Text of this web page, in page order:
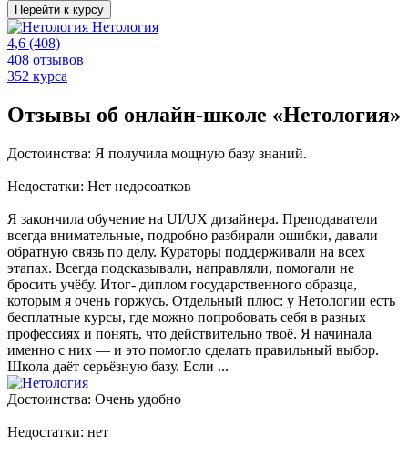
Перейти к курсу
Нетология
4,6 (408)
408 отзывов
352 курса
Отзывы об онлайн-школе «Нетология»
Достоинства: Я получила мощную базу знаний.
Недостатки: Нет недосоатков
Я закончила обучение на UI/UX дизайнера. Преподаватели
всегда внимательные, подробно разбирали ошибки, давали
обратную связь по делу. Кураторы поддерживали на всех
этапах. Всегда подсказывали, направляли, помогали не
бросить учёбу. Итог- диплом государственного образца,
которым я очень горжусь. Отдельный плюс: у Нетологии есть
бесплатные курсы, где можно попробовать себя в разных
профессиях и понять, что действительно твоё. Я начинала
именно с них — и это помогло сделать правильный выбор.
Школа даёт серьёзную базу. Если ...
Достоинства: Очень удобно
Недостатки: нет